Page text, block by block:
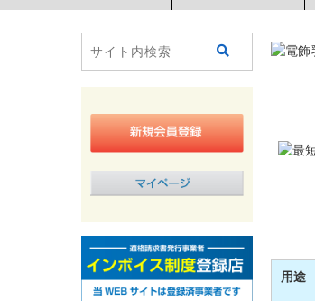
用途